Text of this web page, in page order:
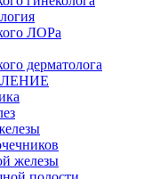
ЛОРа
дерматолога
железы